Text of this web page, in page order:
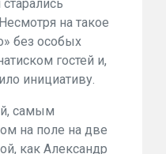
на такое
без особых
гостей и,
инициативу.
самым
на поле на две
как Александр